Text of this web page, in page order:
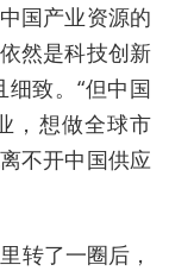
国产业资源的
然是科技创新
致。“但中国
，想做全球市
不开中国供应
转了一圈后，